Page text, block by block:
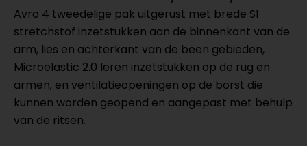
Avro 4 tweedelige pak uitgerust met brede S1
stretchstof inzetstukken aan de binnenkant van de
arm, lies en achterkant van de been gebieden,
Microelastic 2.0 leren inzetstukken op de rug en
armen, en ventilatieopeningen op de borst die
kunnen worden geopend en aangepast met behulp
van de ritsen.